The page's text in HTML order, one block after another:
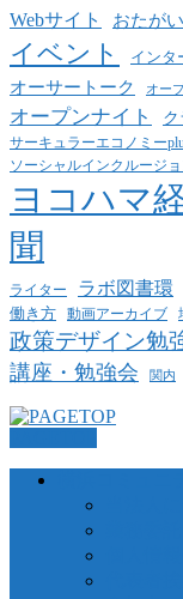
Webサイト おたが
イベント インタ
オーサートーク オー
オープンナイト
サーキュラーエコノミー
ソーシャルインクルージ
ヨコハマ
聞
ライター ラボ図書環
働き方 動画アーカイブ
政策デザイン勉
講座・勉強会 関内